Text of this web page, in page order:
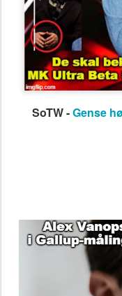
SoTW -Gense